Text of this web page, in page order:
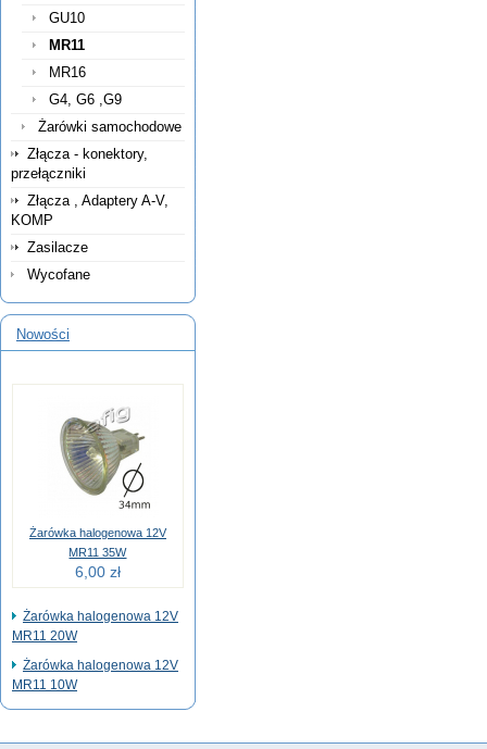
GU10
MR11
MR16
G4, G6 ,G9
Żarówki samochodowe
Złącza - konektory,
przełączniki
Złącza , Adaptery A-V,
KOMP
Zasilacze
Wycofane
Nowości
Żarówka halogenowa 12V
MR11 35W
6,00 zł
Żarówka halogenowa 12V
MR11 20W
Żarówka halogenowa 12V
MR11 10W